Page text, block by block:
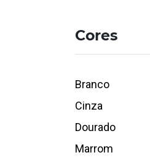
Cores
Branco
Cinza
Dourado
Marrom